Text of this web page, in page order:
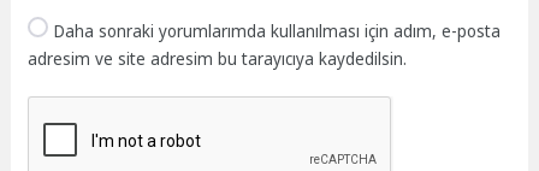
Daha sonraki yorumlarımda kullanılması için adım, e-posta
adresim ve site adresim bu tarayıcıya kaydedilsin.